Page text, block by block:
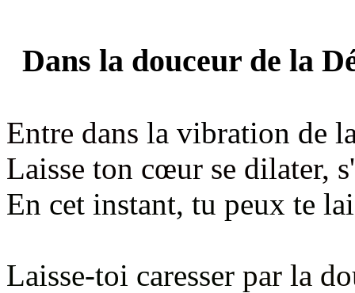
Dans la douceur de la
Entre dans la vibration de
Laisse ton cœur se dilater,
En cet instant, tu peux te
Laisse-toi caresser par la